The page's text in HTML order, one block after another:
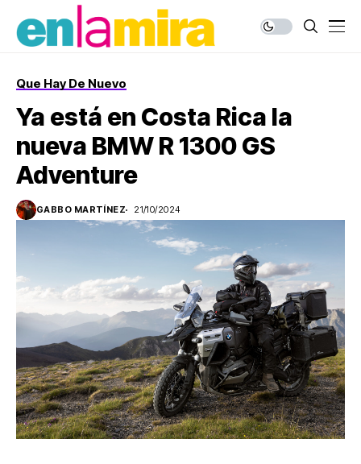
Que Hay De Nuevo
Ya está en Costa Rica la
nueva BMW R 1300 GS
Adventure
GABBO MARTÍNEZ 21/10/2024